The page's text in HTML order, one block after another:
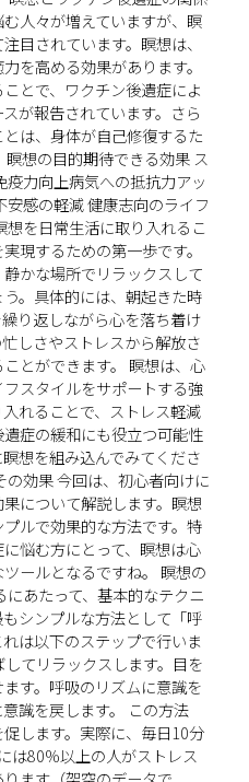
人々が増えていますが、瞑
目されています。瞑想は、
を高める効果があります。
とで、ワクチン後遺症によ
が報告されています。さら
は、身体が自己修復するた
想の目的期待できる効果 ス
疫力向上病気への抵抗力アッ
感の軽減 健康志向のライフ
想を日常生活に取り入れるこ
現するための第一歩です。
かな場所でリラックスして
。具体的には、朝起きた時
り返しながら心を落ち着け
しさやストレスから解放さ
とができます。 瞑想は、心
スタイルをサポートする強
れることで、ストレス軽減
症の緩和にも役立つ可能性
想を組み込んでみてくださ
効果 今回は、初心者向けに
について解説します。瞑想
ルで効果的な方法です。特
悩む方にとって、瞑想は心
ールとなるですね。 瞑想の
あたって、基本的なテクニ
シンプルな方法として「呼
は以下のステップで行いま
てリラックスします。目を
す。呼吸のリズムに意識を
識を戻します。 この方法
します。実際に、毎日10分
は80%以上の人がストレス